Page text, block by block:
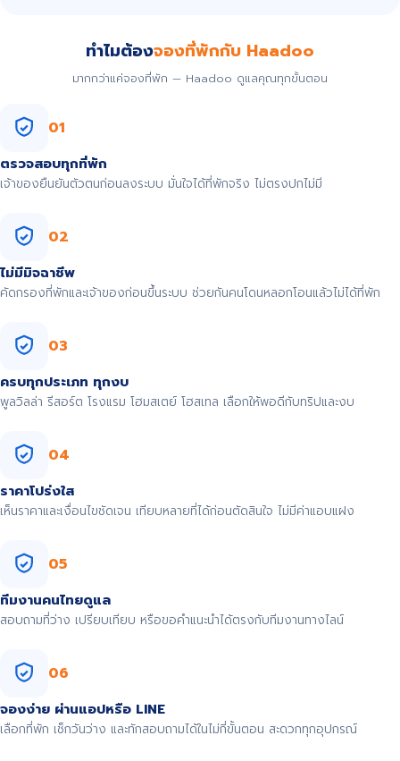
ทำไมต้องจองที่พักกับ Haadoo
มากกว่าแค่จองที่พัก — Haadoo ดูแลคุณทุกขั้นตอน
01
ตรวจสอบทุกที่พัก
เจ้าของยืนยันตัวตนก่อนลงระบบ มั่นใจได้ที่พักจริง ไม่ตรงปกไม่มี
02
ไม่มีมิจฉาชีพ
คัดกรองที่พักและเจ้าของก่อนขึ้นระบบ ช่วยกันคนโดนหลอกโอนแล้วไม่ได้ที่พัก
03
ครบทุกประเภท ทุกงบ
พูลวิลล่า รีสอร์ต โรงแรม โฮมสเตย์ โฮสเทล เลือกให้พอดีกับทริปและงบ
04
ราคาโปร่งใส
เห็นราคาและเงื่อนไขชัดเจน เทียบหลายที่ได้ก่อนตัดสินใจ ไม่มีค่าแอบแฝง
05
ทีมงานคนไทยดูแล
สอบถามที่ว่าง เปรียบเทียบ หรือขอคำแนะนำได้ตรงกับทีมงานทางไลน์
06
จองง่าย ผ่านแอปหรือ LINE
เลือกที่พัก เช็กวันว่าง และทักสอบถามได้ในไม่กี่ขั้นตอน สะดวกทุกอุปกรณ์